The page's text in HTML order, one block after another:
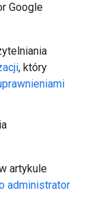
Google
, który
artykule
administrator